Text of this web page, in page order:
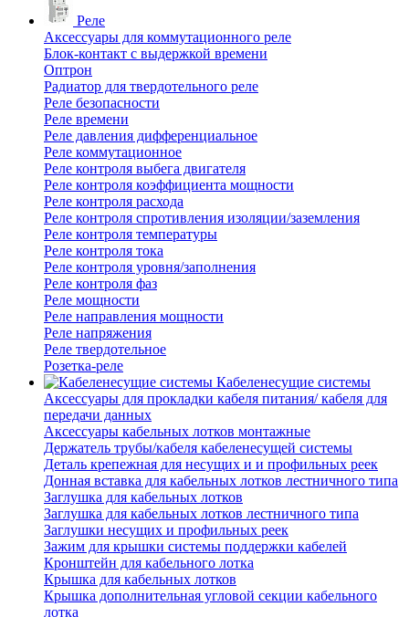
Реле
Аксессуары для коммутационного реле
Блок-контакт с выдержкой времени
Оптрон
Радиатор для твердотельного реле
Реле безопасности
Реле времени
Реле давления дифференциальное
Реле коммутационное
Реле контроля выбега двигателя
Реле контроля коэффициента мощности
Реле контроля расхода
Реле контроля спротивления изоляции/заземления
Реле контроля температуры
Реле контроля тока
Реле контроля уровня/заполнения
Реле контроля фаз
Реле мощности
Реле направления мощности
Реле напряжения
Реле твердотельное
Розетка-реле
Кабеленесущие системы
Аксессуары для прокладки кабеля питания/ кабеля для
передачи данных
Аксессуары кабельных лотков монтажные
Держатель трубы/кабеля кабеленесущей системы
Деталь крепежная для несущих и и профильных реек
Донная вставка для кабельных лотков лестничного типа
Заглушка для кабельных лотков
Заглушка для кабельных лотков лестничного типа
Заглушки несущих и профильных реек
Зажим для крышки системы поддержки кабелей
Кронштейн для кабельного лотка
Крышка для кабельных лотков
Крышка дополнительная угловой секции кабельного
лотка